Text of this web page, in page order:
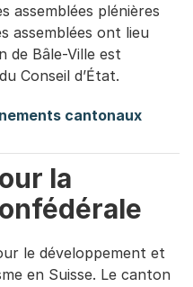
assemblées plénières
assemblées ont lieu
de Bâle-Ville est
Conseil d’État.
cantonaux
la
le développement et
en Suisse. Le canton